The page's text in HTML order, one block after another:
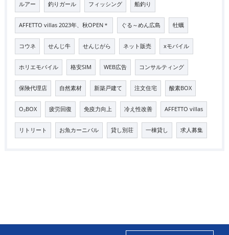
ルアー 釣りガール フィッシング 船釣り
AFFETTO villas 2023年、秋OPEN＊ ぐる～めん広島 牡蠣
コウネ せんじ牛 せんじがら ネット販売 xモバイル
ホリエモバイル 格安SIM WEB広告 コンサルティング
保険代理店 自然素材 新築戸建て 注文住宅 酸素BOX
O₂BOX 疲労回復 免疫力向上 冷え性改善 AFFETTO villas
リトリート お魚カーニバル 貸し別荘 一棟貸し 求人募集